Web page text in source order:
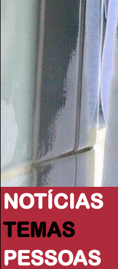
NOTÍCIAS
TEMAS
PESSOAS